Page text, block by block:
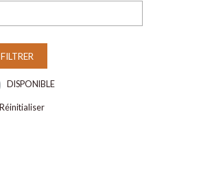
FILTRER
DISPONIBLE